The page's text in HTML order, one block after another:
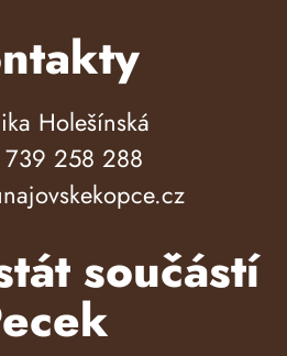
Holešínská
258 288
součástí